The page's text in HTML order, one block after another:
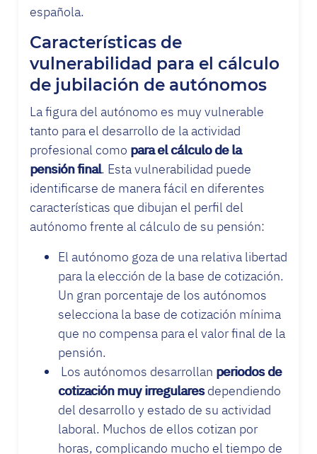
española.
Características de
vulnerabilidad para el cálculo
de jubilación de autónomos
La figura del autónomo es muy vulnerable
tanto para el desarrollo de la actividad
profesional como para el cálculo de la
pensión final. Esta vulnerabilidad puede
identificarse de manera fácil en diferentes
características que dibujan el perfil del
autónomo frente al cálculo de su pensión:
El autónomo goza de una relativa libertad
para la elección de la base de cotización.
Un gran porcentaje de los autónomos
selecciona la base de cotización mínima
que no compensa para el valor final de la
pensión.
Los autónomos desarrollan periodos de
cotización muy irregularesdependiendo
del desarrollo y estado de su actividad
laboral. Muchos de ellos cotizan por
horas, complicando mucho el tiempo de